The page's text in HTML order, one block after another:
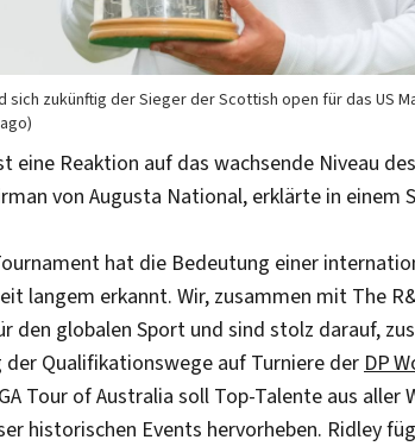
sich zukünftig der Sieger der Scottish open für das US
eine Reaktion auf das wachsende Niveau
von Augusta National, erklärte in
hat die Bedeutung einer
langem erkannt. Wir, zusammen mit The
den globalen Sport und sind stolz darauf,
der Qualifikationswege auf Turniere der DP
Tour of Australia soll Top-Talente aus aller
historischen Events hervorheben. Ridley